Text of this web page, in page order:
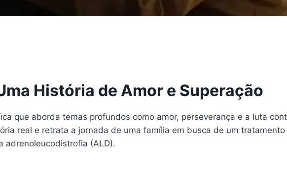
História de Amor e Superação
que aborda temas profundos como amor, perseverança e a luta
real e retrata a jornada de uma família em busca de um
adrenoleucodistrofia (ALD).